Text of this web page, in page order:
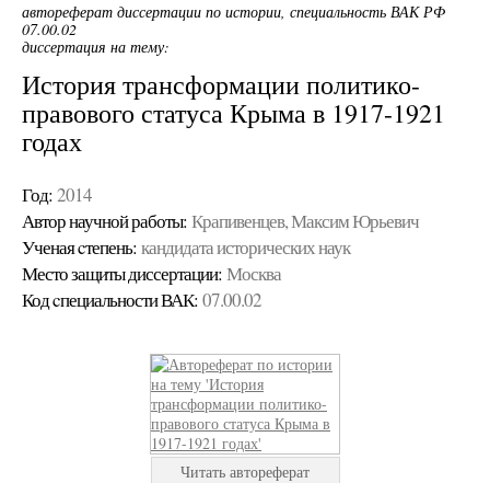
автореферат диссертации по истории, специальность ВАК РФ
07.00.02
диссертация на тему:
История трансформации политико-
правового статуса Крыма в 1917-1921
годах
Год: 2014
Автор научной работы: Крапивенцев, Максим Юрьевич
Ученая cтепень: кандидата исторических наук
Место защиты диссертации: Москва
Код cпециальности ВАК: 07.00.02
Читать автореферат